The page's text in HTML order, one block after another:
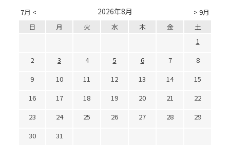
7月 < > 9月
2026年8月
日 月 火 水 木 金
土
1
2
3 4 5 6 7
8
9
10 11 12 13 14
15
16
17 18 19 20 21
22
23
24 25 26 27 28
29
30
31